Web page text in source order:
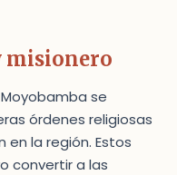
misionero
se
órdenes religiosas
la región. Estos
convertir a las